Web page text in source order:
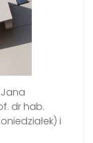
dr hab.
i